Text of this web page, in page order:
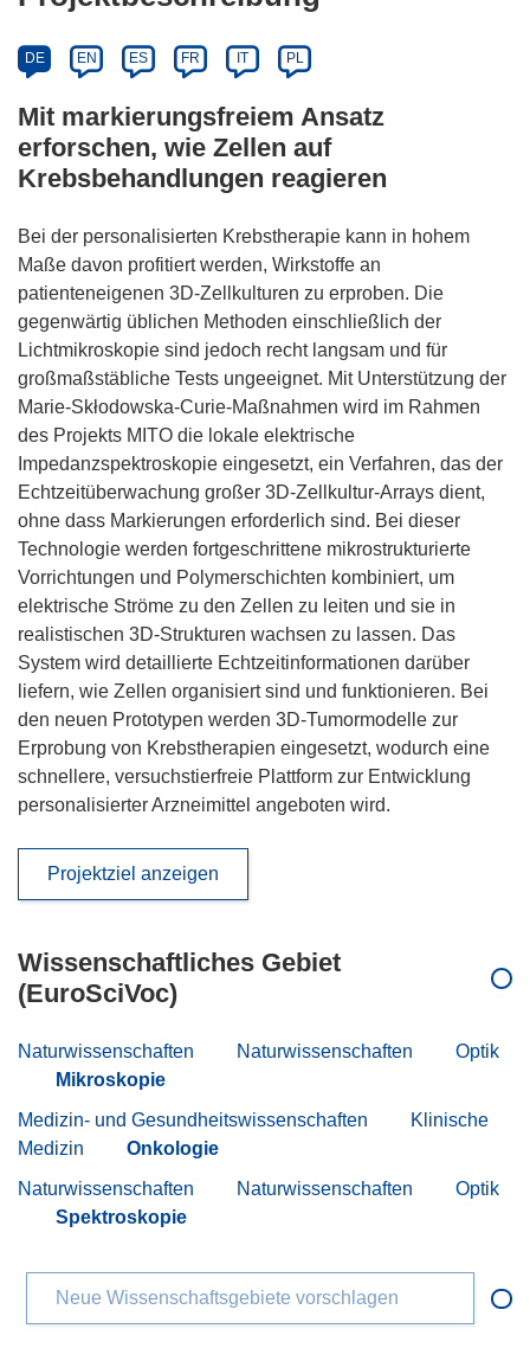
DE EN ES FR IT PL
Mit markierungsfreiem Ansatz
erforschen, wie Zellen auf
Krebsbehandlungen reagieren
Bei der personalisierten Krebstherapie kann in hohem
Maße davon profitiert werden, Wirkstoffe an
patienteneigenen 3D-Zellkulturen zu erproben. Die
gegenwärtig üblichen Methoden einschließlich der
Lichtmikroskopie sind jedoch recht langsam und für
großmaßstäbliche Tests ungeeignet. Mit Unterstützung der
Marie-Skłodowska-Curie-Maßnahmen wird im Rahmen
des Projekts MITO die lokale elektrische
Impedanzspektroskopie eingesetzt, ein Verfahren, das der
Echtzeitüberwachung großer 3D-Zellkultur-Arrays dient,
ohne dass Markierungen erforderlich sind. Bei dieser
Technologie werden fortgeschrittene mikrostrukturierte
Vorrichtungen und Polymerschichten kombiniert, um
elektrische Ströme zu den Zellen zu leiten und sie in
realistischen 3D-Strukturen wachsen zu lassen. Das
System wird detaillierte Echtzeitinformationen darüber
liefern, wie Zellen organisiert sind und funktionieren. Bei
den neuen Prototypen werden 3D-Tumormodelle zur
Erprobung von Krebstherapien eingesetzt, wodurch eine
schnellere, versuchstierfreie Plattform zur Entwicklung
personalisierter Arzneimittel angeboten wird.
Projektziel anzeigen
Wissenschaftliches Gebiet
(EuroSciVoc)
Naturwissenschaften Naturwissenschaften
Optik
Mikroskopie
Medizin- und Gesundheitswissenschaften
Klinische
Medizin
Onkologie
Naturwissenschaften
Naturwissenschaften
Optik
Spektroskopie
Neue Wissenschaftsgebiete vorschlagen